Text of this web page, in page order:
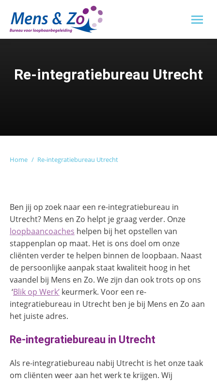
Re-integratiebureau Utrecht
Home Re-integratiebureau Utrecht
Ben jij op zoek naar een re-integratiebureau in
Utrecht? Mens en Zo helpt je graag verder. Onze
loopbaancoaches helpen bij het opstellen van
stappenplan op maat. Het is ons doel om onze
cliënten verder te helpen binnen de loopbaan. Naast
de persoonlijke aanpak staat kwaliteit hoog in het
vaandel bij Mens en Zo. We zijn dan ook trots op ons
‘Blik op Werk’ keurmerk. Voor een re-
integratiebureau in Utrecht ben je bij Mens en Zo aan
het juiste adres.
Re-integratiebureau in Utrecht
Als re-integratiebureau nabij Utrecht is het onze taak
om cliënten weer aan het werk te krijgen. Wij